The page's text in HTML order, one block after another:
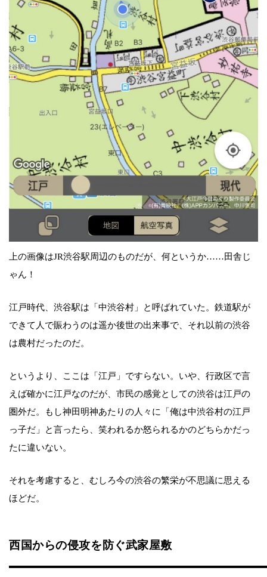
上の画像はJR渋谷駅周辺のものだが、何というか……田舎じ
ゃん！
江戸時代、渋谷駅は「中渋谷村」と呼ばれていた。鉄道駅が
できて人で賑わうのは遥か後世の出来事で、それ以前の渋谷
は農村だったのだ。
というより、ここは「江戸」ですらない。いや、行政区で言
えば確かに江戸なのだが、市民の感覚としての渋谷は江戸の
圏外だ。もし神田明神あたりの人々に「俺は中渋谷村の江戸
っ子だ」と言ったら、笑われるか怒られるかのどちらかだっ
たに違いない。
それを考慮すると、むしろ今の渋谷の繁栄が不思議に思える
ほどだ。
西国からの侵攻を防ぐ武家屋敷